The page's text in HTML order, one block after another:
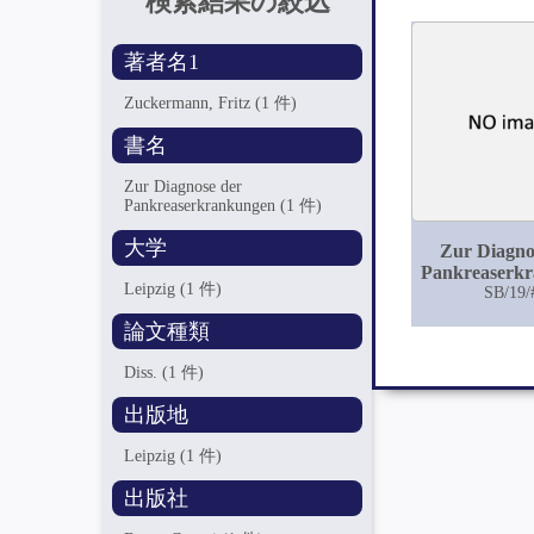
著者名1
Zuckermann, Fritz(1 件)
書名
Zur Diagnose der
Pankreaserkrankungen(1 件)
大学
Leipzig(1 件)
論文種類
Diss.(1 件)
出版地
Leipzig(1 件)
出版社
Zur
SB/19/